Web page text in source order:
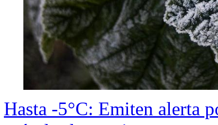
Hasta -5°C: Emiten alerta